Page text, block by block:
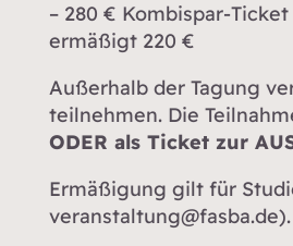
– 280 € Kombispar-
ermäßigt 220 €
Außerhalb der Tagung
teilnehmen. Die
ODER als Ticket zur
Ermäßigung gilt für
veranstaltung@fasba.de).